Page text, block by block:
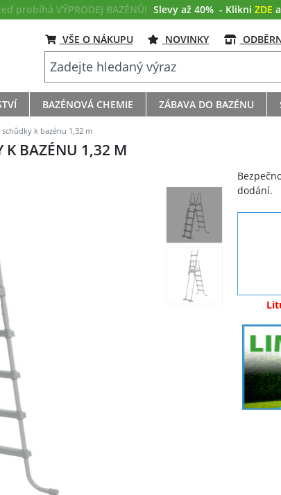
probíhá VÝPRODEJ BAZÉNŮ! Slevy až 40% - Klikni ZDE
VŠE O NÁKUPU NOVINKY
BAZÉNOVÁ CHEMIE ZÁBAVA DO BAZÉNU
k bazénu 1,32 m
K BAZÉNU 1,32 M
dodání.